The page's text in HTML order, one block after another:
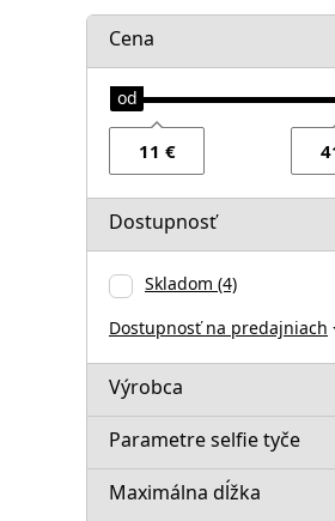
Cena
Dostupnosť
Skladom (4)
Dostupnosť na predajniach
Výrobca
Parametre selfie tyče
Maximálna dĺžka